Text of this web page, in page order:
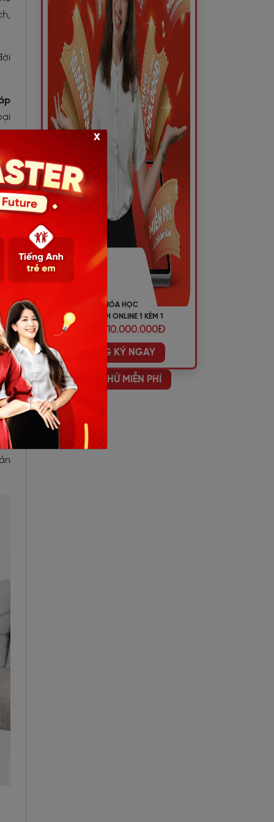
KHÓA HỌC
TIẾNG ANH ONLINE 1 KÈM 1
ƯU ĐÃI 10.000.000Đ
ĐĂNG KÝ NGAY
HỌC THỬ MIỄN PHÍ
x